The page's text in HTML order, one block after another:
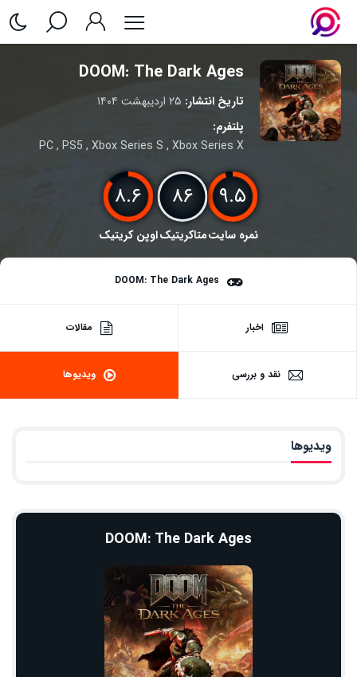
DOOM: The Dark Ages
تاریخ انتشار: ۲۵ اردیبهشت ۱۴۰۴
پلتفرم:
PC, PS5 , Xbox Series S , Xbox Series X
۹.۵
نمره سایت
۸۶
متاکریتیک
۸.۶
اوپن کریتیک
DOOM: The Dark Ages
اخبار مقالات
نقد و بررسی ویدیوها
ویدیوها
DOOM: The Dark Ages